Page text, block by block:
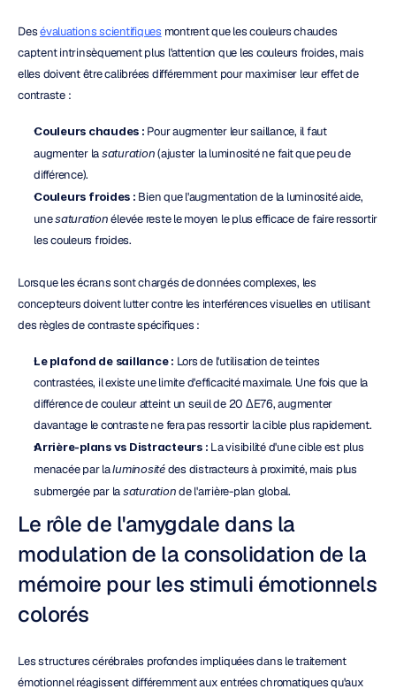
Des évaluations scientifiques montrent que les couleurs chaudes
captent intrinsèquement plus l'attention que les couleurs froides, mais
elles doivent être calibrées différemment pour maximiser leur effet de
contraste :
Couleurs chaudes : Pour augmenter leur saillance, il faut
augmenter la saturation (ajuster la luminosité ne fait que peu de
différence).
Couleurs froides : Bien que l'augmentation de la luminosité aide,
une saturation élevée reste le moyen le plus efficace de faire ressortir
les couleurs froides.
Lorsque les écrans sont chargés de données complexes, les
concepteurs doivent lutter contre les interférences visuelles en utilisant
des règles de contraste spécifiques :
Le plafond de saillance : Lors de l'utilisation de teintes
contrastées, il existe une limite d'efficacité maximale. Une fois que la
différence de couleur atteint un seuil de 20 ΔE76, augmenter
davantage le contraste ne fera pas ressortir la cible plus rapidement.
Arrière-plans vs Distracteurs : La visibilité d'une cible est plus
menacée par la luminosité des distracteurs à proximité, mais plus
submergée par la saturation de l'arrière-plan global.
Le rôle de l'amygdale dans la
modulation de la consolidation de la
mémoire pour les stimuli émotionnels
colorés
Les structures cérébrales profondes impliquées dans le traitement
émotionnel réagissent différemment aux entrées chromatiques qu'aux